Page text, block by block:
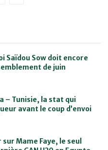
Saïdou Sow doit encore
de juin
– Tunisie, la stat qui
avant le coup d’envoi
Mame Faye, le seul